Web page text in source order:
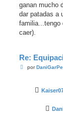
ganan mucho
dar patadas a
familia...tengo
caer).
Re:
MporDaniGarPe